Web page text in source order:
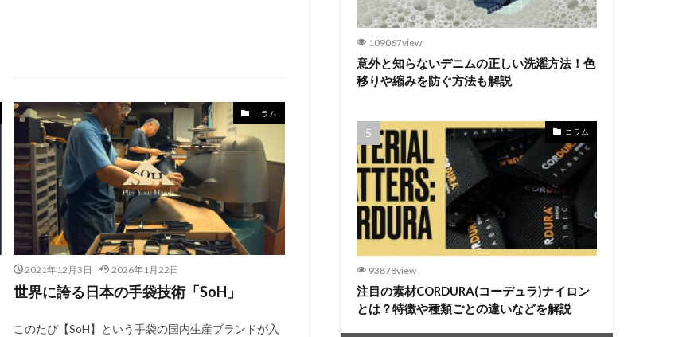
コラム
2021年12月3日 2026年1月22日
世界に誇る日本の手袋技術「SoH」
このたび【SoH】という手袋の国内生産ブランドが入
109067view
意外と知らないデニムの正しい洗濯方法！色
移りや縮みを防ぐ方法も解説
コラム
93878view
注目の素材CORDURA(コーデュラ)ナイロン
とは？特徴や種類ごとの違いなどを解説